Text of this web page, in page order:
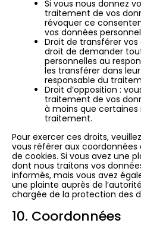
Si vous nous donnez
traitement de vos
révoquer ce
vos données
Droit de transférer vos
droit de demander
personnelles au
les transférer dans
responsable du
Droit d’opposition :
traitement de vos
à moins que
traitement.
Pour exercer ces droits,
vous référer aux
de cookies. Si vous avez une
dont nous traitons vos
informés, mais vous avez
une plainte auprès de
chargée de la protection des
10. Coordonnées